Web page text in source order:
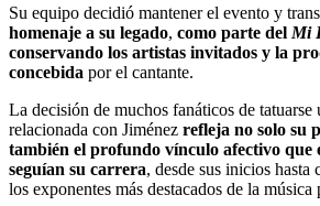
Su equipo decidió mantener el evento y
homenaje a su legado, como parte del Mi
conservando los artistas invitados y la
concebida por el cantante.
La decisión de muchos fanáticos de tatuarse
relacionada con Jiménez refleja no solo su
también el profundo vínculo afectivo que
seguían su carrera, desde sus inicios hasta
los exponentes más destacados de la